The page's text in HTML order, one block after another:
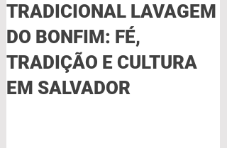
TRADICIONAL LAVAGEM
DO BONFIM: FÉ,
TRADIÇÃO E CULTURA
EM SALVADOR